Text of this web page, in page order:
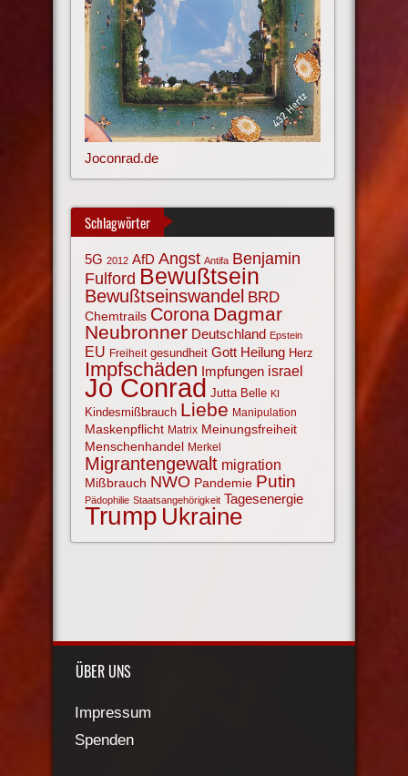
Joconrad.de
Schlagwörter
5G 2012 AfD Angst Antifa Benjamin
Fulford Bewußtsein
Bewußtseinswandel BRD
Chemtrails Corona Dagmar
Neubronner Deutschland Epstein
EU Freiheit gesundheit Gott Heilung Herz
Impfschäden Impfungen israel
Jo Conrad Jutta Belle KI
Kindesmißbrauch Liebe Manipulation
Maskenpflicht Matrix Meinungsfreiheit
Menschenhandel Merkel
Migrantengewalt migration
Mißbrauch NWO Pandemie Putin
Pädophilie Staatsangehörigkeit Tagesenergie
Trump Ukraine
ÜBER UNS
Impressum
Spenden